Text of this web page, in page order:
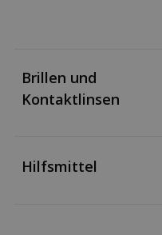
Brillen und
Kontaktlinsen
Hilfsmittel